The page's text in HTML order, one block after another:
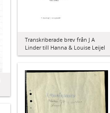
Transkriberade brev från J A
Linder till Hanna & Louise Leijel